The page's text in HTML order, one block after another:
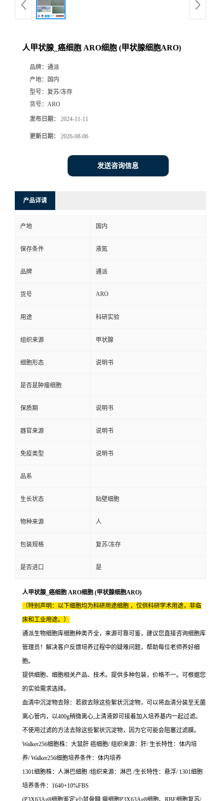
人甲状腺_癌细胞 ARO细胞 (甲状腺细胞ARO)
品牌： 通派
产地：
国内
型号： 复苏/冻存
货号： ARO
发布日期： 2024-11-11
更新日期： 2026-08-06
发送咨询信息
产品详请
产地 国内
保存条件 液氮
品牌 通派
货号 ARO
用途 科研实验
组织来源 甲状腺
细胞形态 说明书
是否是肿瘤细胞
保质期 说明书
器官来源 说明书
免疫类型 说明书
品系
生长状态 贴壁细胞
物种来源 人
包装规格 复苏/冻存
是否进口 是
人甲状腺_癌细胞 ARO细胞 (甲状腺细胞ARO)
（特别声明：以下细胞均为科研用途细胞 ，仅供科研学术用途，非临
床和工业用途。）
通派生物细胞库细胞种类齐全，来源可靠可鉴，建议您直接咨询细胞库
管理员！解决客户反馈培养过程中的疑难问题，帮助每位老师养好细
胞。
提供细胞、细胞相关产品、技术。提供多种包装，价格不一。可根据您
的实验需求选择。
血清中沉淀物去除：若欲去除这些絮状沉淀物，可以将血清分装至无菌
离心管内，以400g稍微离心,上清液即可接着加入培养基内一起过滤。
不使用过滤的方法去除这些絮状沉淀物，因为它可能会阻塞过滤膜。
Walker256细胞株：大鼠肝 癌细胞/ 组织来源：肝/ 生长特性：体内培
养/ Walker256细胞培养条件：体内培养
1301细胞株：人淋巴细胞 /组织来源：淋巴 /生长特性：悬浮/ 1301细胞
培养条件：1640+10%FBS
(P3X63Ag8细胞鉴定)小鼠骨髓 瘤细胞P3X63Ag8细胞、RBE细胞复苏/